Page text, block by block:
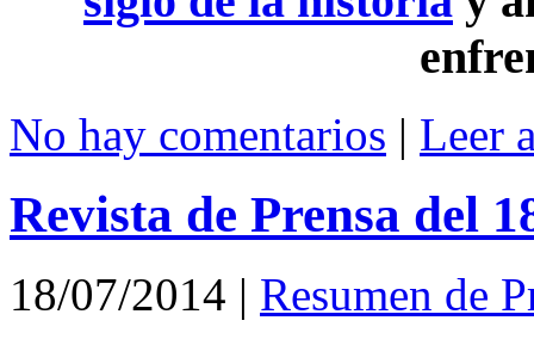
No hay comentarios | Leer
Revista de Prensa del
18/07/2014 | Resumen de